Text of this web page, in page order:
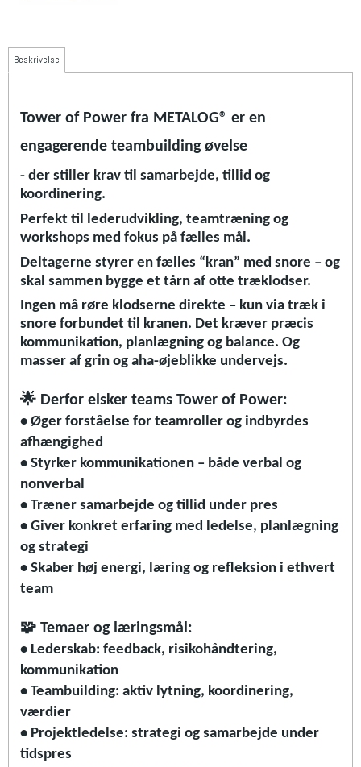
Beskrivelse
Tower of Power fra METALOG® er en
engagerende teambuilding øvelse
- der stiller krav til samarbejde, tillid og
koordinering.
Perfekt til lederudvikling, teamtræning og
workshops med fokus på fælles mål.
Deltagerne styrer en fælles “kran” med snore – og
skal sammen bygge et tårn af otte træklodser.
Ingen må røre klodserne direkte – kun via træk i
snore forbundet til kranen. Det kræver præcis
kommunikation, planlægning og balance. Og
masser af grin og aha-øjeblikke undervejs.
🌟 Derfor elsker teams Tower of Power:
• Øger forståelse for teamroller og indbyrdes
afhængighed
• Styrker kommunikationen – både verbal og
nonverbal
• Træner samarbejde og tillid under pres
• Giver konkret erfaring med ledelse, planlægning
og strategi
• Skaber høj energi, læring og refleksion i ethvert
team
🧩 Temaer og læringsmål:
• Lederskab: feedback, risikohåndtering,
kommunikation
• Teambuilding: aktiv lytning, koordinering,
værdier
• Projektledelse: strategi og samarbejde under
tidspres